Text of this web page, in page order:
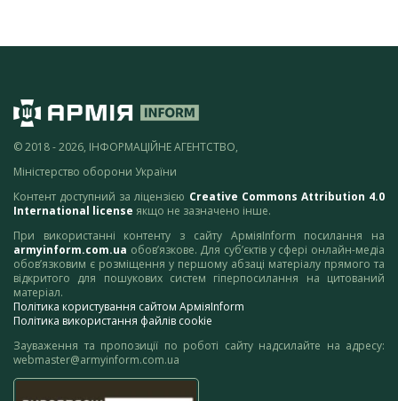
© 2018 - 2026, ІНФОРМАЦІЙНЕ АГЕНТСТВО,
Міністерство оборони України
Контент доступний за ліцензією Creative Commons Attribution 4.0
International license якщо не зазначено інше.
При використанні контенту з сайту АрміяInform посилання на
armyinform.com.ua обов’язкове. Для суб’єктів у сфері онлайн-медіа
обов’язковим є розміщення у першому абзаці матеріалу прямого та
відкритого для пошукових систем гіперпосилання на цитований
матеріал.
Політика користування сайтом АрміяInform
Політика використання файлів cookie
Зауваження та пропозиції по роботі сайту надсилайте на адресу:
webmaster@armyinform.com.ua